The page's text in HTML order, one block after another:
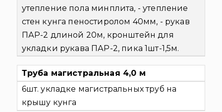
утепление пола минплита, - утепление
стен кунга пеностиролом 40мм, - рукав
ПАР-2 длиной 20м, кронштейн для
укладки рукава ПАР-2, пика 1шт-1,5м.
Труба магистральная 4,0 м
6шт. укладке магистральных труб на
крышу кунга